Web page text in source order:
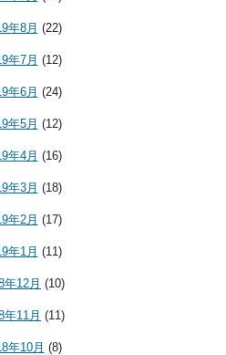
年8月 (22)
年7月 (12)
年6月 (24)
年5月 (12)
年4月 (16)
年3月 (18)
年2月 (17)
年1月 (11)
年12月 (10)
年11月 (11)
年10月 (8)